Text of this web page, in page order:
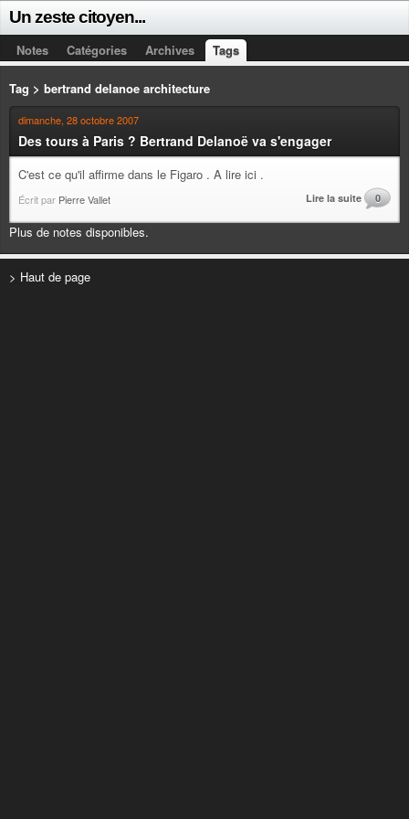
Un zeste citoyen...
Notes Catégories Archives Tags
Tag > bertrand delanoe architecture
dimanche, 28 octobre 2007
Des tours à Paris ? Bertrand Delanoë va s'engager
C'est ce qu'il affirme dans le Figaro . A lire ici .
Écrit par Pierre Vallet Lire la suite 0
Plus de notes disponibles.
> Haut de page